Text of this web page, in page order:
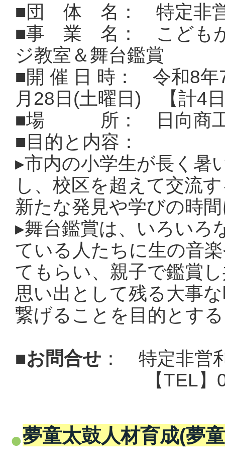
■団 体 名： 特定非営
■事 業 名： こどもが
ジ教室＆舞台鑑賞
■開 催 日 時： 令和8年
月28日(土曜日) 【計4
■場 所： 日向商工
■目的と内容：
▸市内の小学生が長く暑
し、校区を超えて交流
新たな発見や学びの時
▸舞台鑑賞は、いろいろ
ている人たちに生の音
てもらい、親子で鑑賞
思い出として残る大事
繋げることを目的とす
■お問合せ ： 特定非営
【TEL】
夢童太鼓人材育成(夢